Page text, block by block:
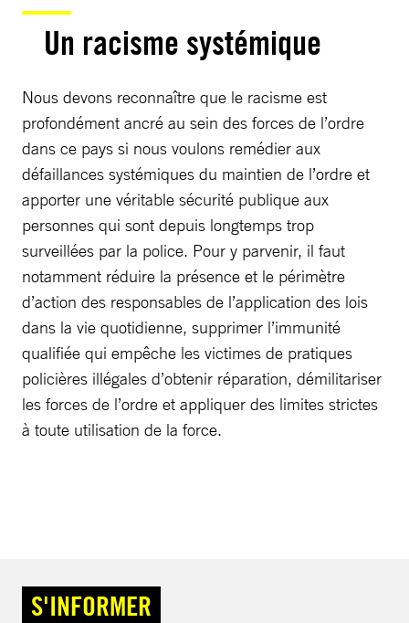
Un racisme systémique
Nous devons reconnaître que le racisme est
profondément ancré au sein des forces de l’ordre
dans ce pays si nous voulons remédier aux
défaillances systémiques du maintien de l’ordre et
apporter une véritable sécurité publique aux
personnes qui sont depuis longtemps trop
surveillées par la police. Pour y parvenir, il faut
notamment réduire la présence et le périmètre
d’action des responsables de l’application des lois
dans la vie quotidienne, supprimer l’immunité
qualifiée qui empêche les victimes de pratiques
policières illégales d’obtenir réparation, démilitariser
les forces de l’ordre et appliquer des limites strictes
à toute utilisation de la force.
S'INFORMER